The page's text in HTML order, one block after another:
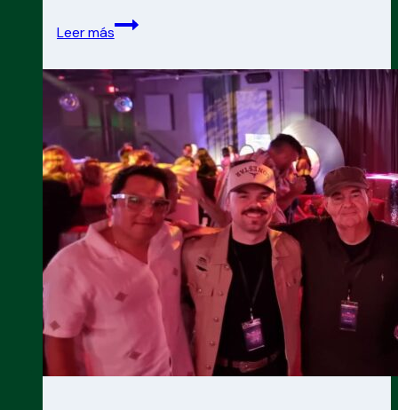
Leer más
CMA
Fest
volvió
a
superar
todos
los
récords
y
reafirmó
su
liderazgo
mundial